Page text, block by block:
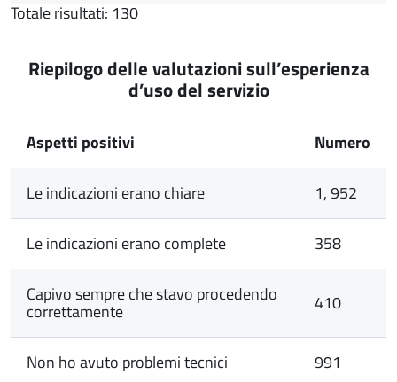
Totale risultati: 130
Riepilogo delle valutazioni sull’esperienza
d’uso del servizio
Aspetti positivi Numero
Le indicazioni erano chiare 1, 952
Le indicazioni erano complete 358
Capivo sempre che stavo procedendo
correttamente 410
Non ho avuto problemi tecnici 991